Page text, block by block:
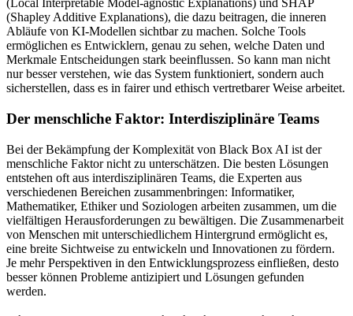
(Local Interpretable Model-agnostic Explanations) und SHAP
(Shapley Additive Explanations), die dazu beitragen, die inneren
Abläufe von KI-Modellen sichtbar zu machen. Solche Tools
ermöglichen es Entwicklern, genau zu sehen, welche Daten und
Merkmale Entscheidungen stark beeinflussen. So kann man nicht
nur besser verstehen, wie das System funktioniert, sondern auch
sicherstellen, dass es in fairer und ethisch vertretbarer Weise arbeitet.
Der menschliche Faktor: Interdisziplinäre Teams
Bei der Bekämpfung der Komplexität von Black Box AI ist der
menschliche Faktor nicht zu unterschätzen. Die besten Lösungen
entstehen oft aus interdisziplinären Teams, die Experten aus
verschiedenen Bereichen zusammenbringen: Informatiker,
Mathematiker, Ethiker und Soziologen arbeiten zusammen, um die
vielfältigen Herausforderungen zu bewältigen. Die Zusammenarbeit
von Menschen mit unterschiedlichem Hintergrund ermöglicht es,
eine breite Sichtweise zu entwickeln und Innovationen zu fördern.
Je mehr Perspektiven in den Entwicklungsprozess einfließen, desto
besser können Probleme antizipiert und Lösungen gefunden
werden.